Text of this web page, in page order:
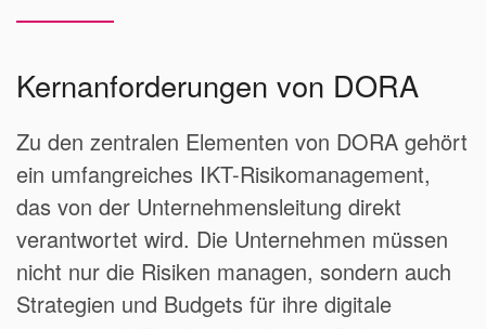
Kernanforderungen von DORA
Zu den zentralen Elementen von DORA gehört
ein umfangreiches IKT-Risikomanagement,
das von der Unternehmensleitung direkt
verantwortet wird. Die Unternehmen müssen
nicht nur die Risiken managen, sondern auch
Strategien und Budgets für ihre digitale